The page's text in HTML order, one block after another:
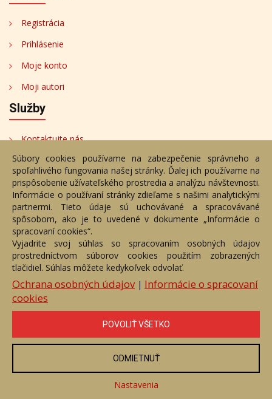
Registrácia
Prihlásenie
Moje konto
Moji autori
Služby
Kontaktujte nás
Bezplatné poradenstvo
Adresa
Nižný Hrušov 333, 094 22,
Slovenská republika
+421 905 356 921
+421 905 959 101
eantik@eantik.sk
Kontakt
Bezplatné poradenstvo
Biografie autorov
eAntik.sk © 2007 - 2026
Akékoľvek používanie obrazových a textových súčastí tejto stránky je
vyhradené.
Súbory cookies používame na zabezpečenie správneho a
spoľahlivého fungovania našej stránky. Ďalej ich používame na
prispôsobenie užívateľského prostredia a analýzu návštevnosti.
Informácie o používaní stránky zdieľame s našimi analytickými
partnermi. Tieto údaje sú uchovávané a spracovávané
spôsobom, ako je to uvedené v dokumente „Informácie o
spracovaní cookies“.
Vyjadrite svoj súhlas so spracovaním osobných údajov
prostredníctvom súborov cookies použitím zobrazených
tlačidiel. Súhlas môžete kedykoľvek odvolať.
Ochrana osobných údajov| Informácie o spracovaní
cookies
POVOLIŤ VŠETKO
ODMIETNUŤ
Nastavenia